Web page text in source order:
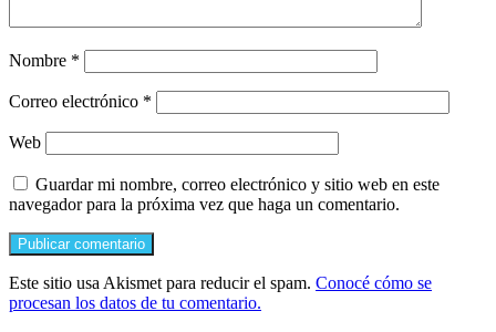
Nombre *
Correo electrónico *
Web
Guardar mi nombre, correo electrónico y sitio web en este
navegador para la próxima vez que haga un comentario.
Este sitio usa Akismet para reducir el spam. Conocé cómo se
procesan los datos de tu comentario.